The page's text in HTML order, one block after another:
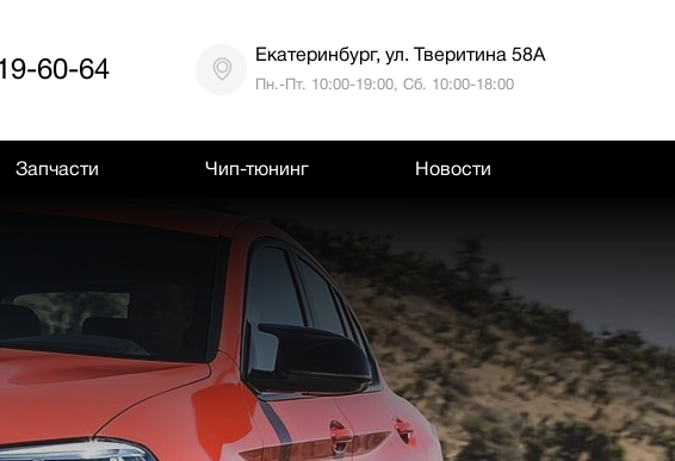
60-64 Екатеринбург, ул. Тверитина 58А
Пн.-Пт. 10:00-19:00, Сб. 10:00-18:00
Запчасти Чип-тюнинг Новости